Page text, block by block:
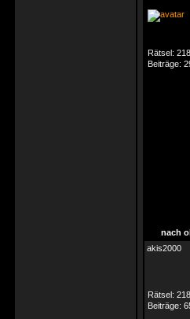
Rätsel: 218
Beiträge:
nach
akis2000
Rätsel: 218
Beiträge: